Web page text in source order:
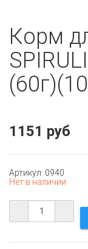
Корм
1151 руб
Артикул: 0940
Нет в наличии